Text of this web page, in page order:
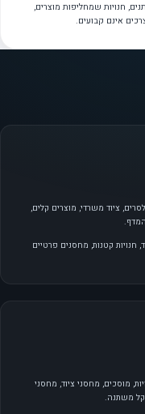
חנויות שמחליפות מוצרים,
אינם קבועים.
ציוד משרדי, מוצרים קלים,
חנויות קטנות, מחסנים פרטיים
מוסכים, מחסני ציוד, מחסני
משתנה.